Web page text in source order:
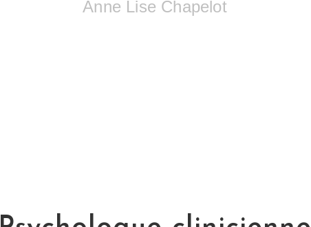
Anne Lise Chapelot